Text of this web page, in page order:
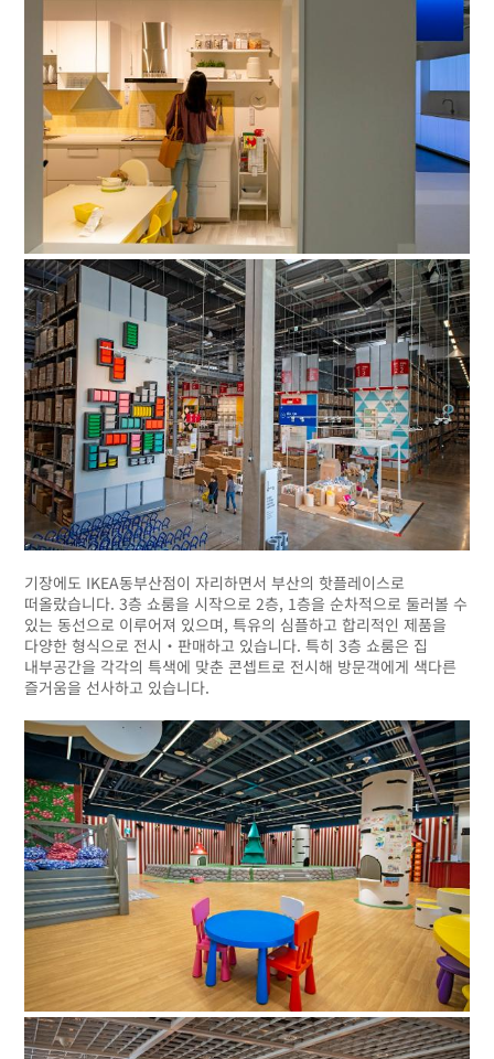
기장에도 IKEA동부산점이 자리하면서 부산의 핫플레이스로
떠올랐습니다. 3층 쇼룸을 시작으로 2층, 1층을 순차적으로 둘러볼 수
있는 동선으로 이루어져 있으며, 특유의 심플하고 합리적인 제품을
다양한 형식으로 전시‧판매하고 있습니다. 특히 3층 쇼룸은 집
내부공간을 각각의 특색에 맞춘 콘셉트로 전시해 방문객에게 색다른
즐거움을 선사하고 있습니다.